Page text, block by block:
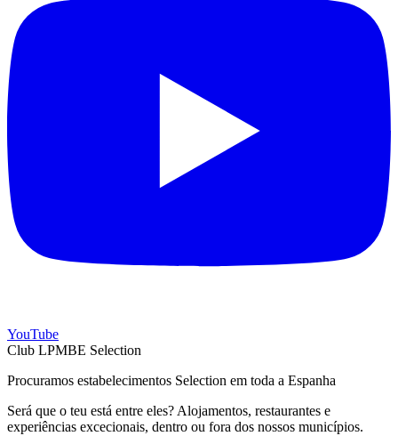
YouTube
Club LPMBE Selection
Procuramos estabelecimentos Selection em toda a Espanha
Será que o teu está entre eles? Alojamentos, restaurantes e
experiências excecionais, dentro ou fora dos nossos municípios.